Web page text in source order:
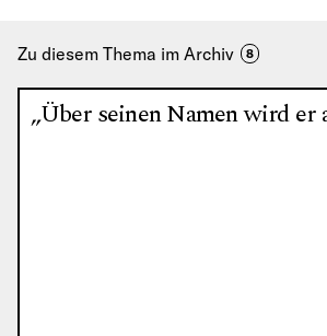
Zu diesem Thema im Archiv 8
„Über seinen Namen wird er